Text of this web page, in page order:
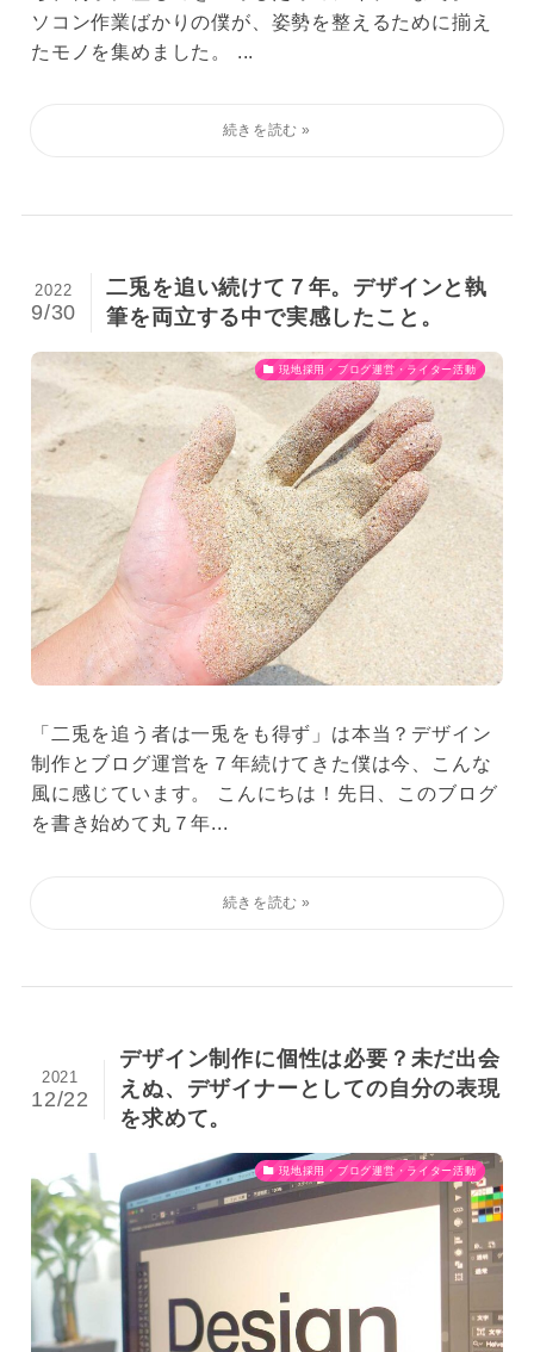
ソコン作業ばかりの僕が、姿勢を整えるために揃え
たモノを集めました。 ...
二兎を追い続けて７年。デザインと執
筆を両立する中で実感したこと。
2022
9/30
現地採用・ブログ運営・ライター活動
「二兎を追う者は一兎をも得ず」は本当？デザイン
制作とブログ運営を７年続けてきた僕は今、こんな
風に感じています。 こんにちは！先日、このブログ
を書き始めて丸７年...
デザイン制作に個性は必要？未だ出会
えぬ、デザイナーとしての自分の表現
を求めて。
2021
12/22
現地採用・ブログ運営・ライター活動